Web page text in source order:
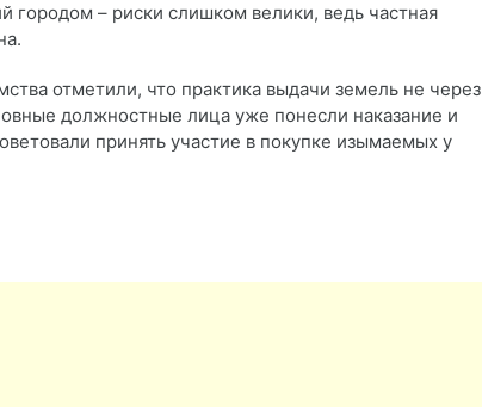
городом – риски слишком велики, ведь частная
отметили, что практика выдачи земель не через
должностные лица уже понесли наказание и
принять участие в покупке изымаемых у